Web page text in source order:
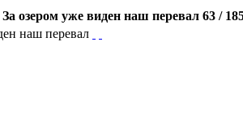
За озером уже виден наш перевал 63 /